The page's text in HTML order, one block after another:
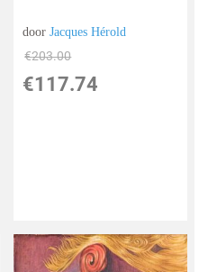
doorJacques Hérold
€203.00
€117.74